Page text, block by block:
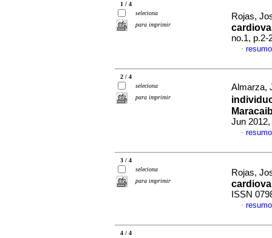
1 / 4
seleciona
para imprimir
Rojas,
no.1, p.2-
·
2 / 4
seleciona
para imprimir
Almarza,
Jun
·
3 / 4
seleciona
para imprimir
Rojas,
ISSN
·
4 / 4